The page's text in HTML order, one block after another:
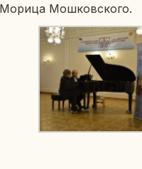
Мош­ков­ско­го.